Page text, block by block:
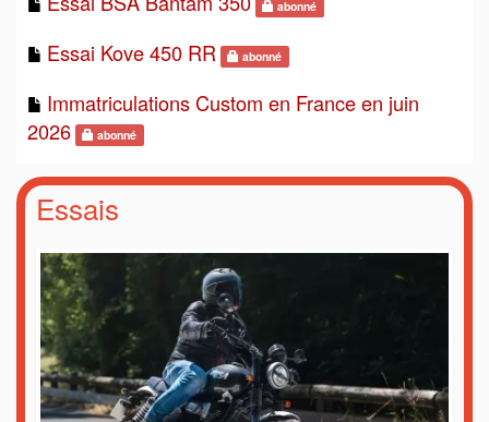
abonné
Essai Kove 450 RR abonné
Immatriculations Custom en France en juin
2026
abonné
Essais